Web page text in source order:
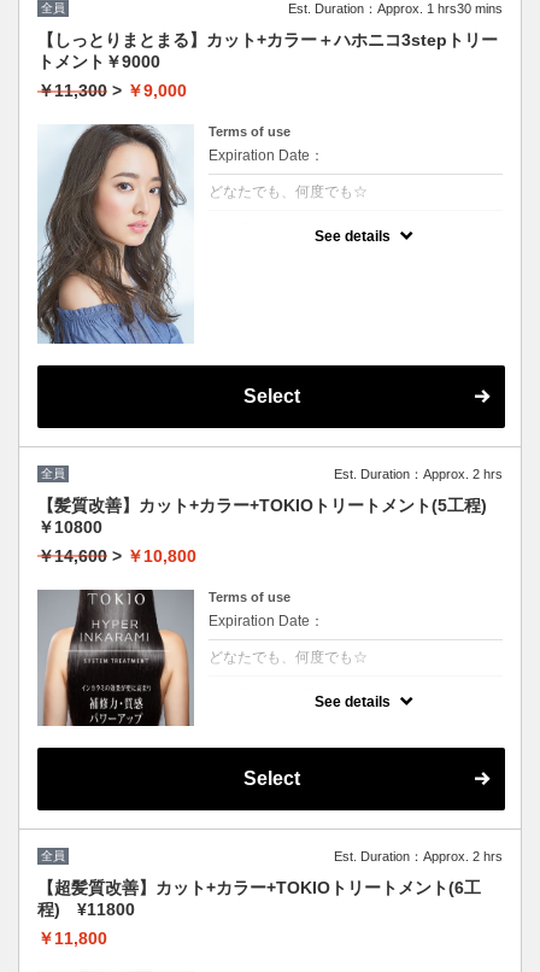
全員 Est. Duration：Approx. 1 hrs30 mins
【しっとりまとまる】カット+カラー＋ハホニコ3stepトリー
トメント￥9000
￥11,300 > ￥9,000
Terms of use
Expiration Date：
どなたでも、何度でも☆
See details
Select
全員 Est. Duration：Approx. 2 hrs
【髪質改善】カット+カラー+TOKIOトリートメント(5工程)
￥10800
￥14,600 > ￥10,800
Terms of use
Expiration Date：
どなたでも、何度でも☆
ちます。本質的な「髪質ケア」で大人気！超
深くに浸透して定着
See details
Select
全員 Est. Duration：Approx. 2 hrs
【超髪質改善】カット+カラー+TOKIOトリートメント(6工
程) ¥11800
￥11,800